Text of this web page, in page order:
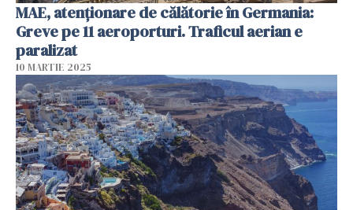
MAE, atenționare de călătorie în Germania:
Greve pe 11 aeroporturi. Traficul aerian e
paralizat
10 MARTIE 2025